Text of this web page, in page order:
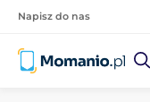
Napisz do nas